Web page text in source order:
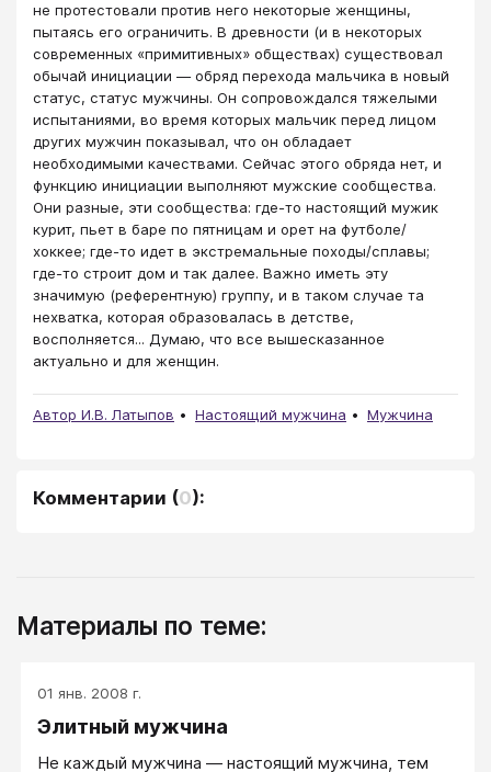
не протестовали против него некоторые женщины,
пытаясь его ограничить. В древности (и в некоторых
современных «примитивных» обществах) существовал
обычай инициации — обряд перехода мальчика в новый
статус, статус мужчины. Он сопровождался тяжелыми
испытаниями, во время которых мальчик перед лицом
других мужчин показывал, что он обладает
необходимыми качествами. Сейчас этого обряда нет, и
функцию инициации выполняют мужские сообщества.
Они разные, эти сообщества: где-то настоящий мужик
курит, пьет в баре по пятницам и орет на футболе/
хоккее; где-то идет в экстремальные походы/сплавы;
где-то строит дом и так далее. Важно иметь эту
значимую (референтную) группу, и в таком случае та
нехватка, которая образовалась в детстве,
восполняется... Думаю, что все вышесказанное
актуально и для женщин.
Автор И.В. Латыпов Настоящий мужчина Мужчина
Комментарии (0):
Материалы по теме:
01 янв. 2008 г.
Элитный мужчина
Не каждый мужчина ― настоящий мужчина, тем